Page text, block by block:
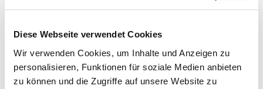
Diese Webseite verwendet Cookies
Wir verwenden Cookies, um Inhalte und Anzeigen zu
personalisieren, Funktionen für soziale Medien anbieten
zu können und die Zugriffe auf unsere Website zu
***VERMIETET***KLEIN-FEIN-MEIN! Elegante
ruhig!
Bürofläche